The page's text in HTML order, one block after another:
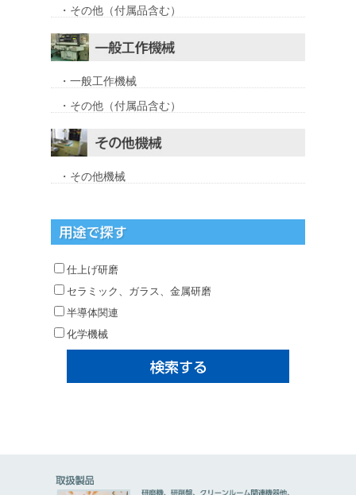
・その他（付属品含む）
・一般工作機械
・その他（付属品含む）
・その他機械
仕上げ研磨
セラミック、ガラス、金属研磨
半導体関連
化学機械